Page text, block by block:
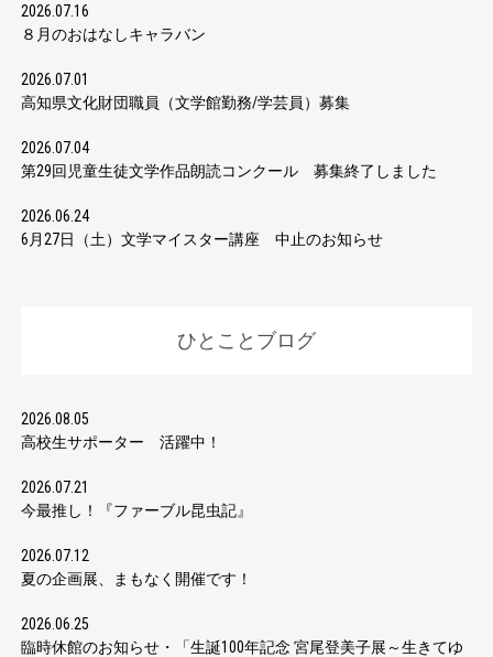
2026.07.16
８月のおはなしキャラバン
2026.07.01
高知県文化財団職員（文学館勤務/学芸員）募集
2026.07.04
第29回児童生徒文学作品朗読コンクール 募集終了しました
2026.06.24
6月27日（土）文学マイスター講座 中止のお知らせ
ひとことブログ
2026.08.05
高校生サポーター 活躍中！
2026.07.21
今最推し！『ファーブル昆虫記』
2026.07.12
夏の企画展、まもなく開催です！
2026.06.25
臨時休館のお知らせ・「生誕100年記念 宮尾登美子展～生きてゆ